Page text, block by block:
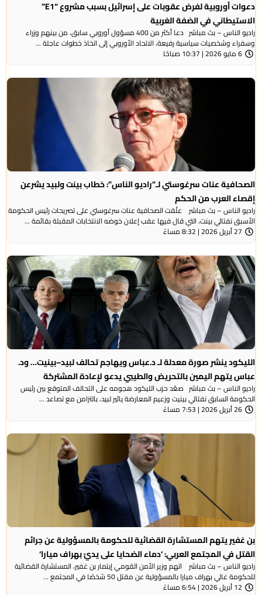
دعوات أوروبية لفرض عقوبات على إسرائيل بسبب مشروع “E1”
الاستيطاني في الضفة الغربية
راديو الناس – بث مباشر دعا أكثر من 400 مسؤول أوروبي سابق، من بينهم وزراء
وسفراء وشخصيات سياسية رفيعة، الاتحاد الأوروبي إلى اتخاذ خطوات عاجلة ...
6 مايو 2026 | 10:37 صباحًا
الصحافية عنات سرغوستي لـ”راديو الناس”: خطاب بينت ولبيد يشرعن
إقصاء العرب من الحكم
راديو الناس – بث مباشر علّقت الصحافية عنات سرغوستي على تصريحات رئيس الحكومة
الأسبق نفتالي بينت، التي قال فيها عقب إعلان خوضه الانتخابات المقبلة بقائمة ...
27 أبريل 2026 | 8:32 مساءً
الليكود ينشر صورة معدلة لـ د.عباس ويهاجم تحالف لبيد–بينيت… ود.
عباس يتهم اليمين بالتحريض والطيبي يدعو لإعادة المشتركة
راديو الناس – بث مباشر صعّد حزب الليكود هجومه على التحالف المتوقع بين رئيس
الحكومة السابق نفتالي بينيت وزعيم المعارضة يائير لبيد، بالتزامن مع تصاعد ...
26 أبريل 2026 | 7:53 مساءً
بن غفير يتهم المستشارة القضائية للحكومة بالمسؤولية عن جرائم
القتل في المجتمع العربي: ‘دماء الضحايا على يديّ بهراف ميارا‘
راديو الناس – بث مباشر اتهم وزير الأمن القومي إيتمار بن غفير، المستشارة القضائية
للحكومة غالي بهراف ميارا بالمسؤولية عن مقتل 50 شخصًا في المجتمع ...
12 أبريل 2026 | 6:54 مساءً